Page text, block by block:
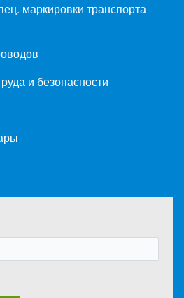
маркировки транспорта
и безопасности